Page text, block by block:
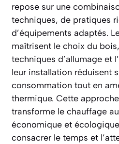
repose sur une
techniques, de pratiques
d’équipements adaptés.
maîtrisent le choix du
techniques d’allumage et
leur installation réduisent
consommation tout en
thermique. Cette
transforme le chauffage
économique et
consacrer le temps et